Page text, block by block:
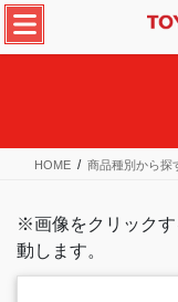
コ
ン
テ
ス
ナ
ビ
ゲ
ン
HOME 商品種別から探
※画像をクリックす
動します。